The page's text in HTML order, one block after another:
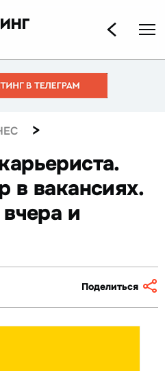
>
в вакансиях.
и
Поделиться